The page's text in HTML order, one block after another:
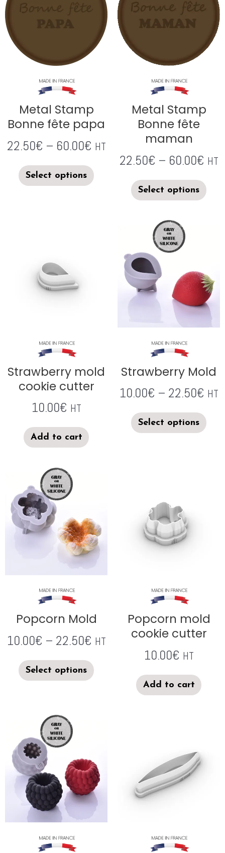
Metal Stamp
Bonne fête papa
22.50€ – 60.00€ HT
Select options
Metal Stamp
Bonne fête
maman
22.50€ – 60.00€ HT
Select options
Strawberry mold
cookie cutter
10.00€ HT
Add to cart
Strawberry Mold
10.00€ – 22.50€ HT
Select options
Popcorn Mold
10.00€ – 22.50€ HT
Select options
Popcorn mold
cookie cutter
10.00€ HT
Add to cart